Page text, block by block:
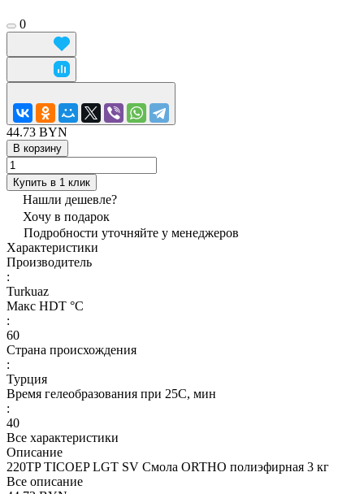
0
44.73 BYN
В корзину
Купить в 1 клик
Нашли дешевле?
Хочу в подарок
Подробности уточняйте у менеджеров
Характеристики
Производитель
:
Turkuaz
Макс HDT °С
:
60
Страна происхождения
:
Турция
Время гелеобразования при 25С, мин
:
40
Все характеристики
Описание
220TP TICOEP LGT SV Смола ORTHO полиэфирная 3 кг
Все описание